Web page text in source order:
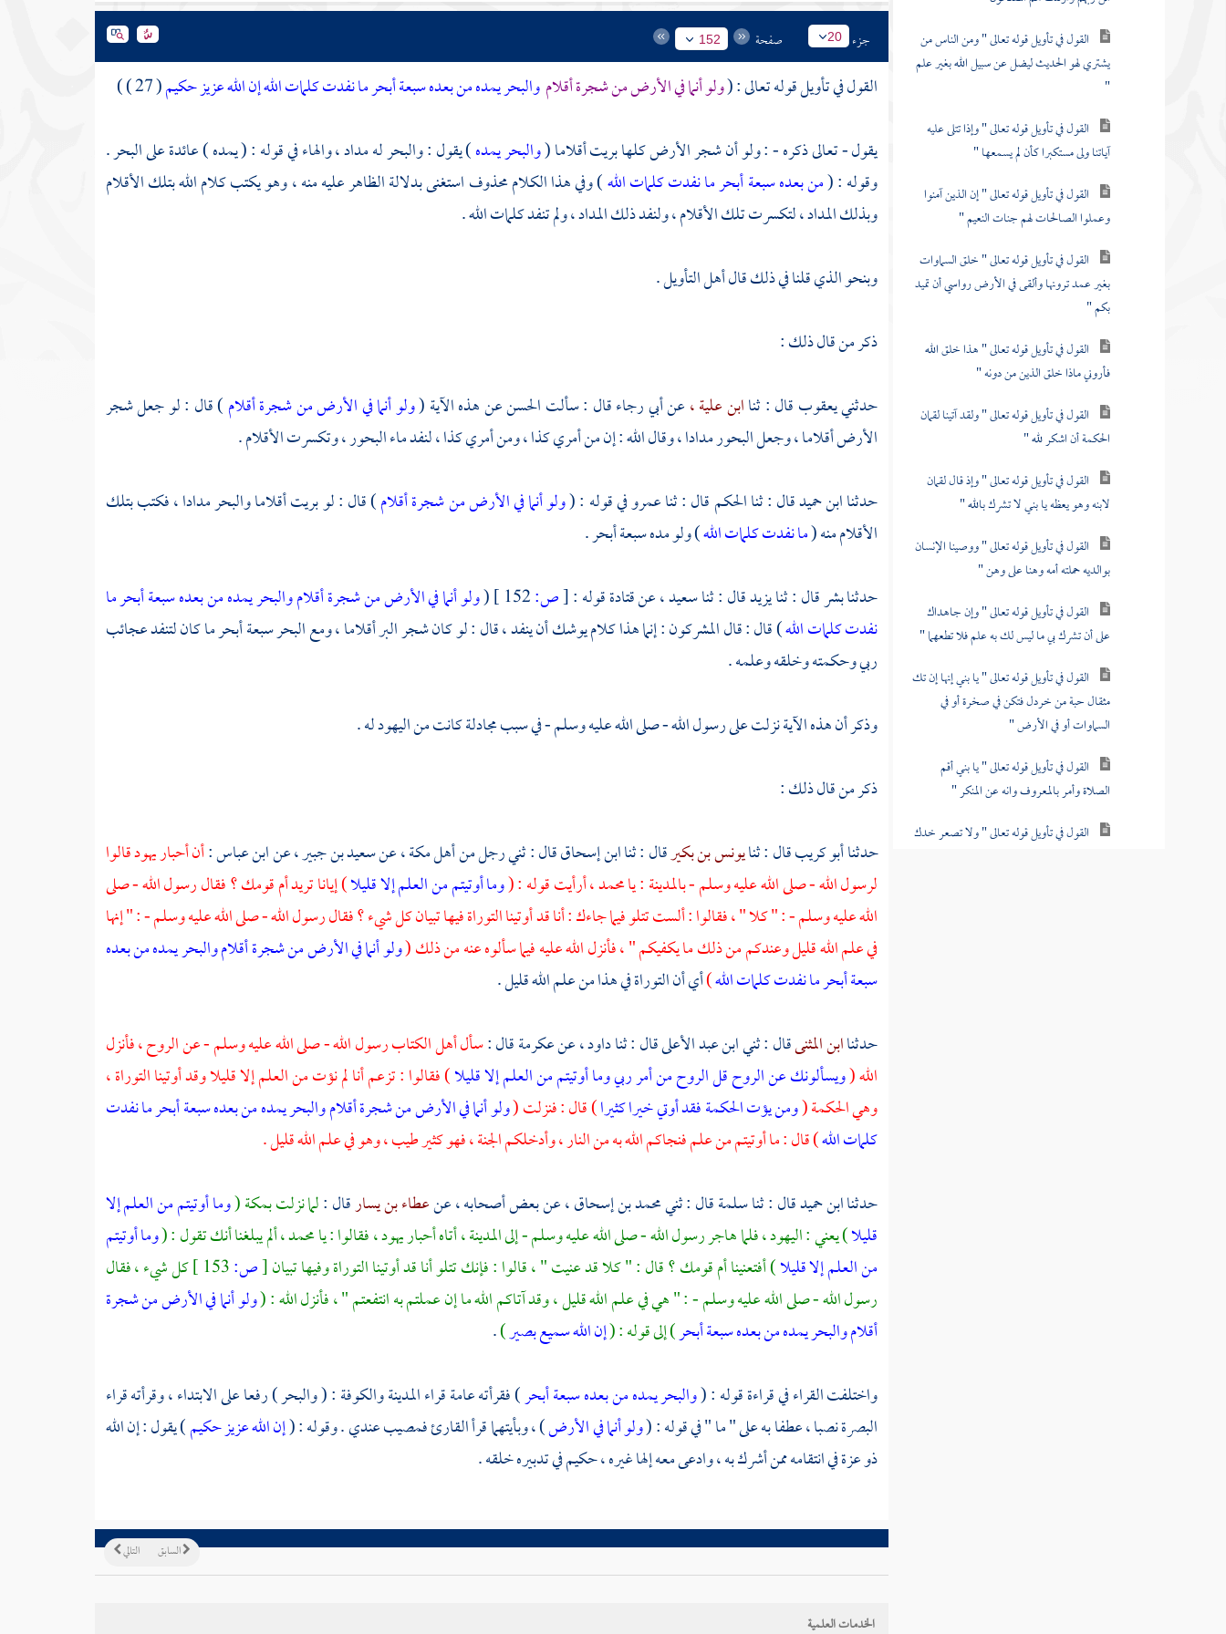
القول في تأويل قوله تعالى " ومن الناس من
يشتري لهو الحديث ليضل عن سبيل الله بغير علم
"
القول في تأويل قوله تعالى " وإذا تتلى عليه
آياتنا ولى مستكبرا كأن لم يسمعها "
القول في تأويل قوله تعالى " إن الذين آمنوا
وعملوا الصالحات لهم جنات النعيم "
القول في تأويل قوله تعالى " خلق السماوات
بغير عمد ترونها وألقى في الأرض رواسي أن تميد
بكم "
القول في تأويل قوله تعالى " هذا خلق الله
فأروني ماذا خلق الذين من دونه "
القول في تأويل قوله تعالى " ولقد آتينا لقمان
الحكمة أن اشكر لله "
القول في تأويل قوله تعالى " وإذ قال لقمان
لابنه وهو يعظه يا بني لا تشرك بالله "
القول في تأويل قوله تعالى " ووصينا الإنسان
بوالديه حملته أمه وهنا على وهن "
القول في تأويل قوله تعالى " وإن جاهداك
على أن تشرك بي ما ليس لك به علم فلا تطعهما "
القول في تأويل قوله تعالى " يا بني إنها إن تك
مثقال حبة من خردل فتكن في صخرة أو في
السماوات أو في الأرض "
القول في تأويل قوله تعالى " يا بني أقم
الصلاة وأمر بالمعروف وانه عن المنكر "
القول في تأويل قوله تعالى " ولا تصعر خدك
جزء 20 صفحة 152
القول في تأويل قوله تعالى : (ولو أنما في الأرض من شجرة أقلاموالبحر يمده من بعده سبعة أبحر ما نفدت كلمات الله إن الله عزيز حكيم( 27 ) )
يقول - تعالى ذكره - : ولو أن شجر الأرض كلها بريت أقلاما (والبحر يمده) يقول : والبحر له مداد ، والهاء في قوله : ( يمده ) عائدة على البحر .
وقوله : (من بعده سبعة أبحر ما نفدت كلمات الله) وفي هذا الكلام محذوف استغنى بدلالة الظاهر عليه منه ، وهو يكتب كلام الله بتلك الأقلام
وبذلك المداد ، لتكسرت تلك الأقلام ، ولنفد ذلك المداد ، ولم تنفد كلمات الله .
وبنحو الذي قلنا في ذلك قال أهل التأويل .
ذكر من قال ذلك :
حدثنييعقوبقال : ثناابن علية ،عنأبي رجاءقال : سألتالحسنعن هذه الآية (ولو أنما في الأرض من شجرة أقلام) قال : لو جعل شجر
الأرض أقلاما ، وجعل البحور مدادا ، وقال الله : إن من أمري كذا ، ومن أمري كذا ، لنفد ماء البحور ، وتكسرت الأقلام .
حدثناابن حميدقال : ثناالحكمقال : ثناعمروفي قوله : (ولو أنما في الأرض من شجرة أقلام) قال : لو بريت أقلاما والبحر مدادا ، فكتب بتلك
الأقلام منه (ما نفدت كلمات الله) ولو مده سبعة أبحر .
حدثنابشرقال : ثنايزيدقال : ثناسعيد ،عنقتادةقوله :[ص: (ولو أنما في الأرض من شجرة أقلام والبحر يمده من بعده سبعة أبحر ما
نفدت كلمات الله) قال : قال المشركون : إنما هذا كلام يوشك أن ينفد ، قال : لو كان شجر البر أقلاما ، ومع البحر سبعة أبحر ما كان لتنفد عجائب
ربي وحكمته وخلقه وعلمه .
وذكر أن هذه الآية نزلت على رسول الله - صلى الله عليه وسلم - في سبب مجادلة كانت مناليهودله .
ذكر من قال ذلك :
حدثناأبو كريبقال : ثنايونس بن بكيرقال : ثناابن إسحاققال : ثني رجل من أهلمكة ،عنسعيد بن جبير ،عنابن عباس:أن أحبار يهود قالوا
لرسول الله - صلى الله عليه وسلم -بالمدينة: يامحمد ،أرأيت قوله : (وما أوتيتم من العلم إلا قليلا) إيانا تريد أم قومك ؟ فقال رسول الله - صلى
الله عليه وسلم - : " كلا " ، فقالوا : ألست تتلو فيما جاءك : أنا قد أوتينا التوراة فيها تبيان كل شيء ؟ فقال رسول الله - صلى الله عليه وسلم - : " إنها
في علم الله قليل وعندكم من ذلك ما يكفيكم " ، فأنزل الله عليه فيما سألوه عنه من ذلك (ولو أنما في الأرض من شجرة أقلام والبحر يمده من بعده
سبعة أبحر ما نفدت كلمات الله)أي أن التوراة في هذا من علم الله قليل .
حدثناابن المثنىقال : ثنيابن عبد الأعلىقال : ثناداود ،عنعكرمةقال :سأل أهل الكتاب رسول الله - صلى الله عليه وسلم - عن الروح ، فأنزل
الله (ويسألونك عن الروح قل الروح من أمر ربي وما أوتيتم من العلم إلا قليلا) فقالوا : تزعم أنا لم نؤت من العلم إلا قليلا وقد أوتينا التوراة ،
وهي الحكمة (ومن يؤت الحكمة فقد أوتي خيرا كثيرا) قال : فنزلت (ولو أنما في الأرض من شجرة أقلام والبحر يمده من بعده سبعة أبحر ما نفدت
كلمات الله) قال : ما أوتيتم من علم فنجاكم الله به من النار ، وأدخلكم الجنة ، فهو كثير طيب ، وهو في علم الله قليل .
حدثناابن حميدقال : ثناسلمةقال : ثنيمحمد بن إسحاق ،عن بعض أصحابه ، عنعطاء بن يسارقال :لما نزلتبمكة(وما أوتيتم من العلم إلا
قليلا) يعني :اليهود ،فلما هاجر رسول الله - صلى الله عليه وسلم - إلى المدينة ، أتاه أحبار يهود ، فقالوا : يامحمد ،ألم يبلغنا أنك تقول : (وما أوتيتم
من العلم إلا قليلا) أفتعنينا أم قومك ؟ قال : " كلا قد عنيت " ، قالوا : فإنك تتلو أنا قد أوتينا التوراة وفيها تبيان[ص:
كل شيء ، فقال
رسول الله - صلى الله عليه وسلم - : " هي في علم الله قليل ، وقد آتاكم الله ما إن عملتم به انتفعتم " ، فأنزل الله : (ولو أنما في الأرض من شجرة
أقلام والبحر يمده من بعده سبعة أبحر) إلى قوله : (إن الله سميع بصير)
.
واختلفت القراء في قراءة قوله : (والبحر يمده من بعده سبعة أبحر) فقرأته عامةقراء المدينةوالكوفة: ( والبحر ) رفعا على الابتداء ، وقرأتهقراء
البصرةنصبا ، عطفا به على " ما " في قوله : (ولو أنما في الأرض) ، وبأيتهما قرأ القارئ فمصيب عندي . وقوله : (إن الله عزيز حكيم) يقول : إن الله
ذو عزة في انتقامه ممن أشرك به ، وادعى معه إلها غيره ، حكيم في تدبيره خلقه .
التالي السابق
الخدمات العلمية